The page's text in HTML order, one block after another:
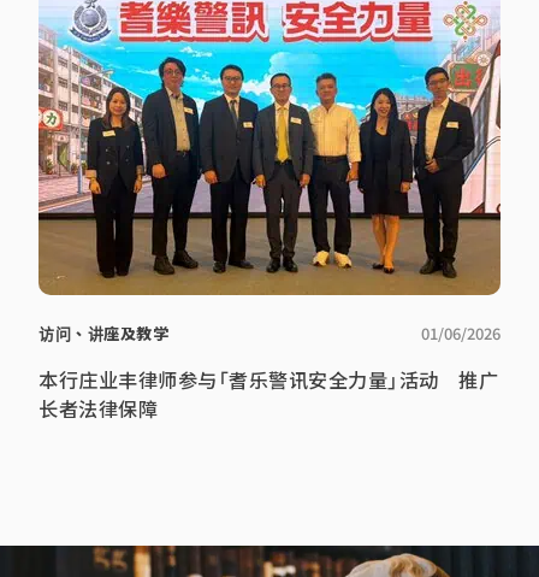
访问、讲座及教学 01/06/2026
本行庄业丰律师参与「耆乐警讯安全力量」活动 推广
长者法律保障